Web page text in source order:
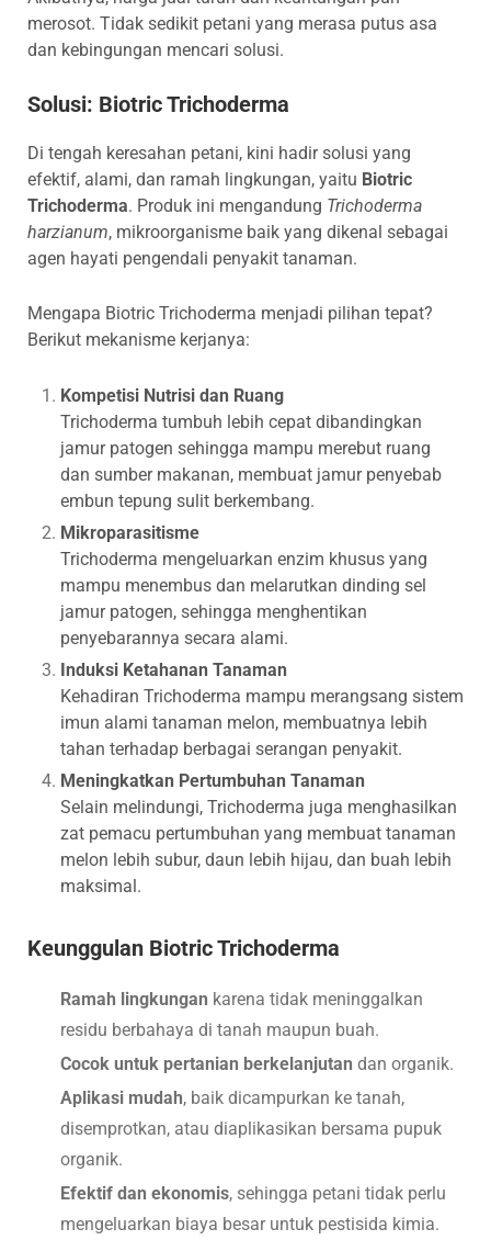
merosot. Tidak sedikit petani yang merasa putus asa
dan kebingungan mencari solusi.
Solusi: Biotric Trichoderma
Di tengah keresahan petani, kini hadir solusi yang
efektif, alami, dan ramah lingkungan, yaitu Biotric
Trichoderma. Produk ini mengandung Trichoderma
harzianum, mikroorganisme baik yang dikenal sebagai
agen hayati pengendali penyakit tanaman.
Mengapa Biotric Trichoderma menjadi pilihan tepat?
Berikut mekanisme kerjanya:
Kompetisi Nutrisi dan Ruang
Trichoderma tumbuh lebih cepat dibandingkan
jamur patogen sehingga mampu merebut ruang
dan sumber makanan, membuat jamur penyebab
embun tepung sulit berkembang.
Mikroparasitisme
Trichoderma mengeluarkan enzim khusus yang
mampu menembus dan melarutkan dinding sel
jamur patogen, sehingga menghentikan
penyebarannya secara alami.
Induksi Ketahanan Tanaman
Kehadiran Trichoderma mampu merangsang sistem
imun alami tanaman melon, membuatnya lebih
tahan terhadap berbagai serangan penyakit.
Meningkatkan Pertumbuhan Tanaman
Selain melindungi, Trichoderma juga menghasilkan
zat pemacu pertumbuhan yang membuat tanaman
melon lebih subur, daun lebih hijau, dan buah lebih
maksimal.
Keunggulan Biotric Trichoderma
Ramah lingkungan karena tidak meninggalkan
residu berbahaya di tanah maupun buah.
Cocok untuk pertanian berkelanjutan dan organik.
Aplikasi mudah, baik dicampurkan ke tanah,
disemprotkan, atau diaplikasikan bersama pupuk
organik.
Efektif dan ekonomis, sehingga petani tidak perlu
mengeluarkan biaya besar untuk pestisida kimia.